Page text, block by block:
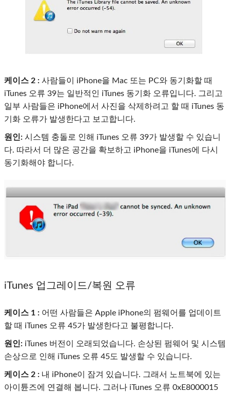
케이스 2 : 사람들이 iPhone을 Mac 또는 PC와 동기화할 때
iTunes 오류 39는 일반적인 iTunes 동기화 오류입니다. 그리고
일부 사람들은 iPhone에서 사진을 삭제하려고 할 때 iTunes 동
기화 오류가 발생한다고 보고합니다.
원인: 시스템 충돌로 인해 iTunes 오류 39가 발생할 수 있습니
다. 따라서 더 많은 공간을 확보하고 iPhone을 iTunes에 다시
동기화해야 합니다.
iTunes 업그레이드/복원 오류
케이스 1 : 어떤 사람들은 Apple iPhone의 펌웨어를 업데이트
할 때 iTunes 오류 45가 발생한다고 불평합니다.
원인: iTunes 버전이 오래되었습니다. 손상된 펌웨어 및 시스템
손상으로 인해 iTunes 오류 45도 발생할 수 있습니다.
케이스 2 : 내 iPhone이 잠겨 있습니다. 그래서 노트북에 있는
아이튠즈에 연결해 봅니다. 그러나 iTunes 오류 0xE8000015